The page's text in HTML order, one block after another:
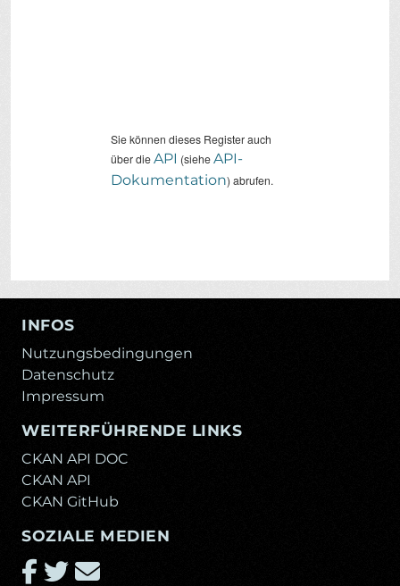
Sie können dieses Register auch
über dieAPI (sieheAPI-
Dokumentation) abrufen.
INFOS
Nutzungsbedingungen
Datenschutz
Impressum
WEITERFÜHRENDE LINKS
CKAN API DOC
CKAN API
CKAN GitHub
SOZIALE MEDIEN